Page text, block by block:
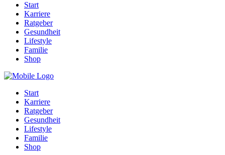
Start
Karriere
Ratgeber
Gesundheit
Lifestyle
Familie
Shop
Start
Karriere
Ratgeber
Gesundheit
Lifestyle
Familie
Shop